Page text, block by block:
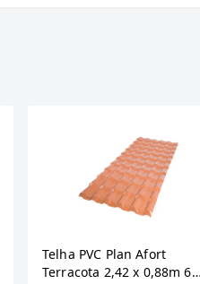
Telha PVC Plan Afort
Terracota 2,42 x 0,88m 6